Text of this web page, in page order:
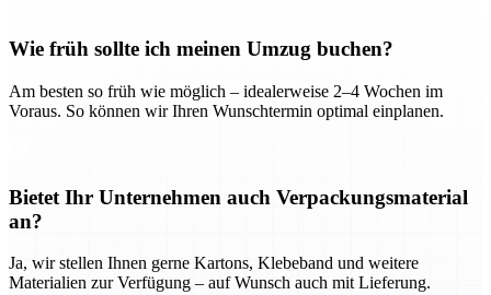
Wie früh sollte ich meinen Umzug buchen?
Am besten so früh wie möglich – idealerweise 2–4 Wochen im
Voraus. So können wir Ihren Wunschtermin optimal einplanen.
Bietet Ihr Unternehmen auch Verpackungsmaterial
an?
Ja, wir stellen Ihnen gerne Kartons, Klebeband und weitere
Materialien zur Verfügung – auf Wunsch auch mit Lieferung.